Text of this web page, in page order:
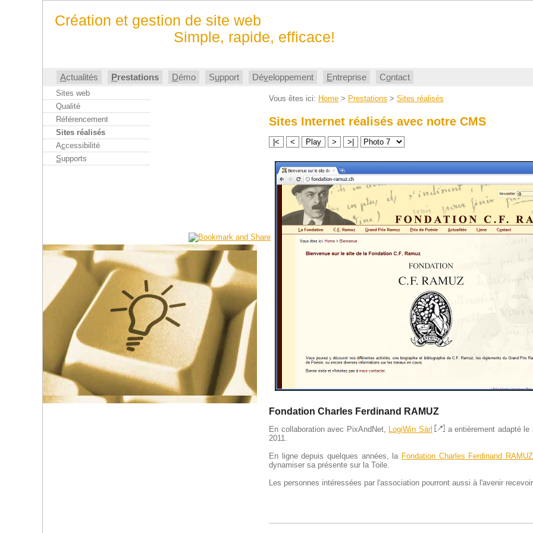
Actualités Prestations
Sites web
Qualité
Référencement
Sites réalisés
Accessibilité
Supports
Démo Support Développement Entreprise Contact
Vous êtes ici: Home > Prestations > Sites réalisés
Sites Internet réalisés avec notre CMS
Fondation Charles Ferdinand RAMUZ
En collaboration avec PixAndNet, LogiWin Sàrl
a entièrement adapté le
2011.
En ligne depuis quelques années, la Fondation Charles Ferdinand RAMUZ
dynamiser sa présente sur la Toile.
Les personnes intéressées par l'association pourront aussi à l'avenir
Création et gestion de site web
Simple, rapide, efficace!